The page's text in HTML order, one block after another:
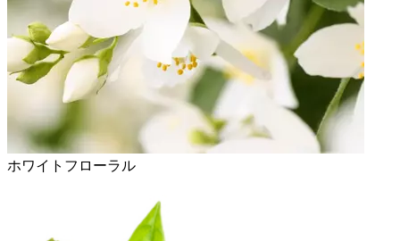
ホワイトフローラル